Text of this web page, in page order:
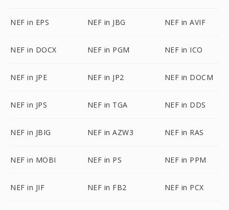
NEF in EPS NEF in JBG NEF in AVIF
NEF in DOCX NEF in PGM NEF in ICO
NEF in JPE NEF in JP2 NEF in DOCM
NEF in JPS NEF in TGA NEF in DDS
NEF in JBIG NEF in AZW3 NEF in RAS
NEF in MOBI NEF in PS NEF in PPM
NEF in JIF NEF in FB2 NEF in PCX